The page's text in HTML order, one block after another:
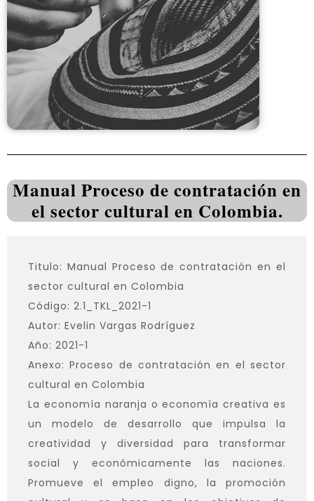
Manual Proceso de contratación en
el sector cultural en Colombia.
Titulo: Manual Proceso de contratación en el
sector cultural en Colombia
Código: 2.1_TKL_2021-1
Autor: Evelin Vargas Rodríguez
Año: 2021-1
Anexo: Proceso de contratación en el sector
cultural en Colombia
La economía naranja o economía creativa es
un modelo de desarrollo que impulsa la
creatividad y diversidad para transformar
social y económicamente las naciones.
Promueve el empleo digno, la promoción